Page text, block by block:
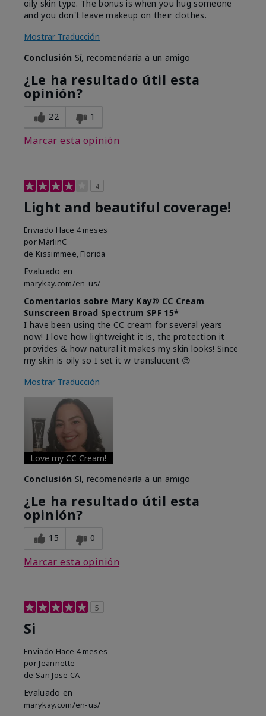
oily skin type. The bonus is when you hug someone
and you don't leave makeup on their clothes.
Mostrar Traducción
Conclusión Sí, recomendaría a un amigo
¿Le ha resultado útil esta
opinión?
22 1
Marcar esta opinión
4
Light and beautiful coverage!
Enviado Hace 4 meses
por MarlinC
de Kissimmee, Florida
Evaluado en
marykay.com/en-us/
Comentarios sobre Mary Kay® CC Cream
Sunscreen Broad Spectrum SPF 15*
I have been using the CC cream for several years
now! I love how lightweight it is, the protection it
provides & how natural it makes my skin looks! Since
my skin is oily so I set it w translucent 😍
Mostrar Traducción
Love my CC Cream!
Conclusión Sí, recomendaría a un amigo
¿Le ha resultado útil esta
opinión?
15 0
Marcar esta opinión
5
Si
Enviado Hace 4 meses
por Jeannette
de San Jose CA
Evaluado en
marykay.com/en-us/